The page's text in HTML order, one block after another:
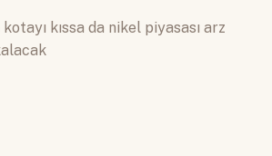
kıssa da nikel piyasası arz